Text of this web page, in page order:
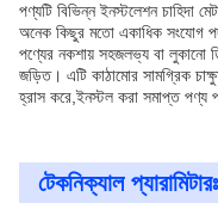
পণ্যটি বিভিন্ন ইনস্টলেশন চাহিদা
অনেক কিছুর মতো একাধিক সংযোগ
পণ্যের নকশায় সহজলভ্য বা লুকানো
জড়িত। এটি কাঠামোর সামগ্রিক
হ্রাস করে,ইনস্টল করা সমাপ্ত পণ্য
টেকনিক্যাল প্যারামিটারঃ